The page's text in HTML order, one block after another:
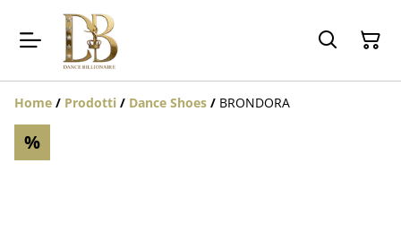
Home / Prodotti / Dance Shoes / BRONDORA
%